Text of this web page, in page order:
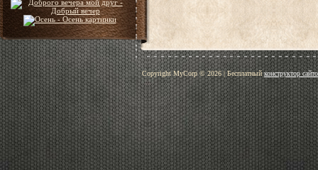
Copyright MyCorp © 2026|Бесплатныйконструктор